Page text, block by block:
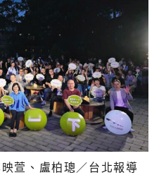
萱、盧柏璁／台北報導